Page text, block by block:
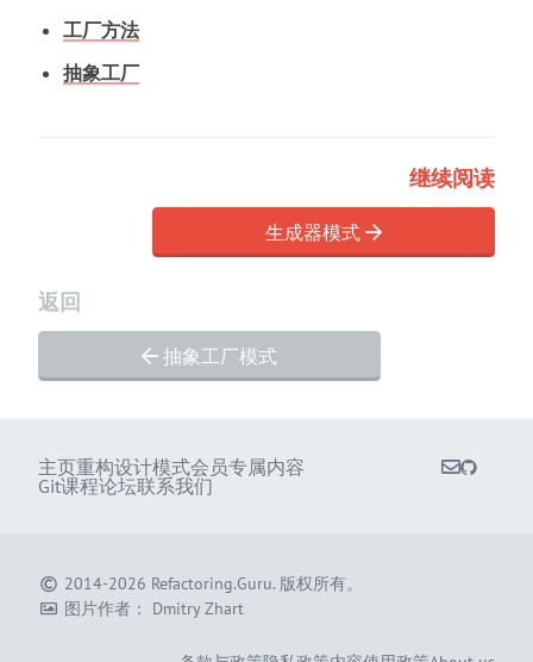
工厂方法
抽象工厂
继续阅读
生成器模式
返回
抽象工厂模式
主页重构设计模式会员专属内容
Git课程论坛联系我们
2014-2026 Refactoring.Guru. 版权所有。
图片作者： Dmitry Zhart